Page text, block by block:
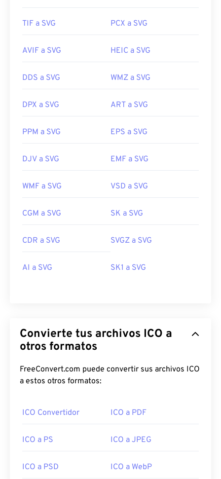
TIF a SVG PCX a SVG
AVIF a SVG HEIC a SVG
DDS a SVG WMZ a SVG
DPX a SVG ART a SVG
PPM a SVG EPS a SVG
DJV a SVG EMF a SVG
WMF a SVG VSD a SVG
CGM a SVG SK a SVG
CDR a SVG SVGZ a SVG
AI a SVG SK1 a SVG
Convierte tus archivos ICO a
otros formatos
FreeConvert.com puede convertir sus archivos ICO
a estos otros formatos:
ICO Convertidor ICO a PDF
ICO a PS ICO a JPEG
ICO a PSD ICO a WebP